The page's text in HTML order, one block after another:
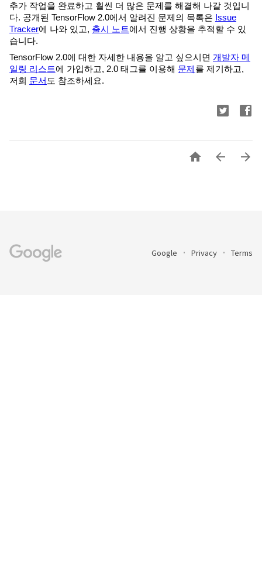
추가 작업을 완료하고 훨씬 더 많은 문제를 해결해 나갈 것입니
다. 공개된 TensorFlow 2.0에서 알려진 문제의 목록은 Issue
Tracker에 나와 있고, 출시 노트에서 진행 상황을 추적할 수 있
습니다.
TensorFlow 2.0에 대한 자세한 내용을 알고 싶으시면 개발자 메
일링 리스트에 가입하고, 2.0 태그를 이용해 문제 를 제기하고,
저희 문서 도 참조하세요.
  
Google Privacy Terms